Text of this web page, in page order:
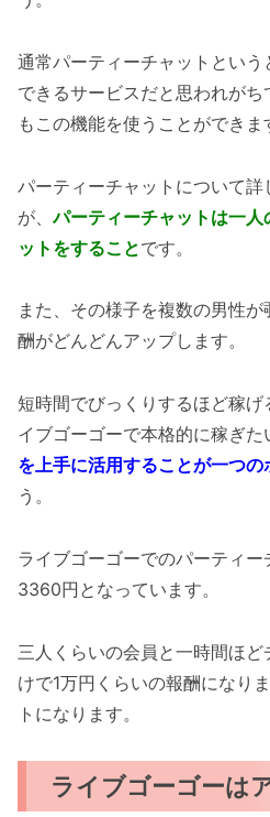
通常パーティーチャットとい
できるサービスだと思われが
もこの機能を使うことができま
パーティーチャットについて詳
が、パーティーチャットは一
ットをすることです。
また、その様子を複数の男性
酬がどんどんアップします。
短時間でびっくりするほど稼
イブゴーゴーで本格的に稼ぎた
を上手に活用することが一つの
う。
ライブゴーゴーでのパーティ
3360円となっています。
三人くらいの会員と一時間ほ
けで1万円くらいの報酬になり
トになります。
ライブゴーゴーは